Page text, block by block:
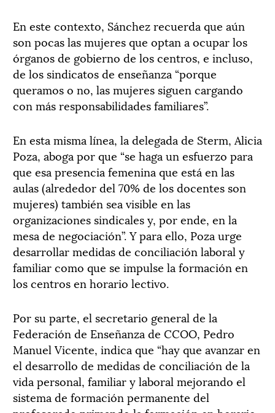
En este contexto, Sánchez recuerda que aún
son pocas las mujeres que optan a ocupar los
órganos de gobierno de los centros, e incluso,
de los sindicatos de enseñanza “porque
queramos o no, las mujeres siguen cargando
con más responsabilidades familiares”.
En esta misma línea, la delegada de Sterm, Alicia
Poza, aboga por que “se haga un esfuerzo para
que esa presencia femenina que está en las
aulas (alrededor del 70% de los docentes son
mujeres) también sea visible en las
organizaciones sindicales y, por ende, en la
mesa de negociación”. Y para ello, Poza urge
desarrollar medidas de conciliación laboral y
familiar como que se impulse la formación en
los centros en horario lectivo.
Por su parte, el secretario general de la
Federación de Enseñanza de CCOO, Pedro
Manuel Vicente, indica que “hay que avanzar en
el desarrollo de medidas de conciliación de la
vida personal, familiar y laboral mejorando el
sistema de formación permanente del